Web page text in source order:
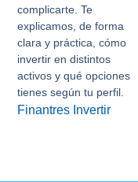
complicarte. Te
explicamos, de forma
clara y práctica, cómo
invertir en distintos
activos y qué opciones
tienes según tu perfil.
Finantres Invertir